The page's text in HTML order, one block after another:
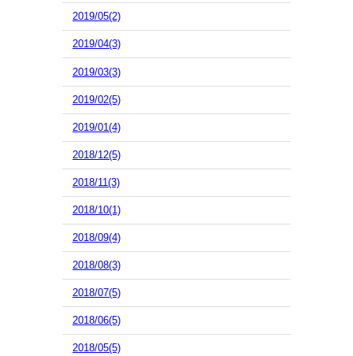
2019/05(2)
2019/04(3)
2019/03(3)
2019/02(5)
2019/01(4)
2018/12(5)
2018/11(3)
2018/10(1)
2018/09(4)
2018/08(3)
2018/07(5)
2018/06(5)
2018/05(5)